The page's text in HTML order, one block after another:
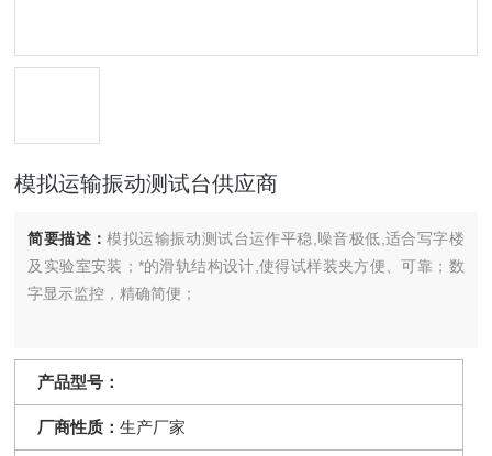
模拟运输振动测试台供应商
简要描述：模拟运输振动测试台运作平稳,噪音极低,适合写字楼
及实验室安装；*的滑轨结构设计,使得试样装夹方便、可靠；数
字显示监控，精确简便；
产品型号：
厂商性质：生产厂家